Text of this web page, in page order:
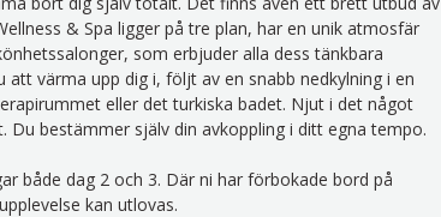
& Spa ligger på tre plan, har en unik atmosfär
som erbjuder alla dess tänkbara
värma upp dig i, följt av en snabb nedkylning i en
eller det turkiska badet. Njut i det något
Du bestämmer själv din avkoppling i ditt egna tempo.
både dag 2 och 3. Där ni har förbokade bord på
kan utlovas.